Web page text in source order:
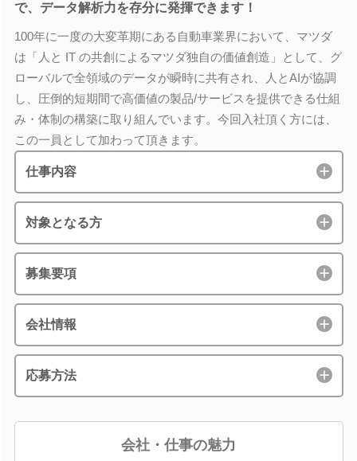
で、データ解析力を存分に発揮できます！
100年に一度の大変革期にある自動車業界において、マツダ
は「人と IT の共創によるマツダ独自の価値創造」として、グ
ローバルで全領域のデータが瞬時に共有され、人とAIが協調
し、圧倒的短期間で高価値の製品/サービスを提供できる仕組
み・体制の構築に取り組んでいます。今回入社頂く方には、
この一員として加わって頂きます。
仕事内容
対象となる方
募集要項
会社情報
応募方法
会社・仕事の魅力